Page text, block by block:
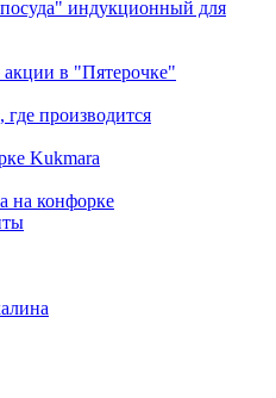
индукционный для
акции в "Пятерочке"
производится
Kukmara
на конфорке